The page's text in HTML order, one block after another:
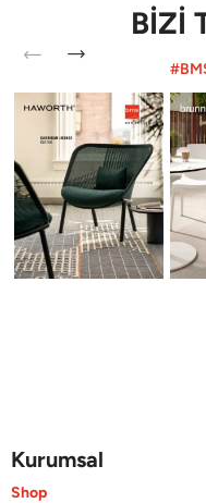
BİZİ
Kurumsal
Shop